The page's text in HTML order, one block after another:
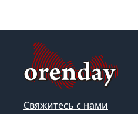
Свяжитесь с нами